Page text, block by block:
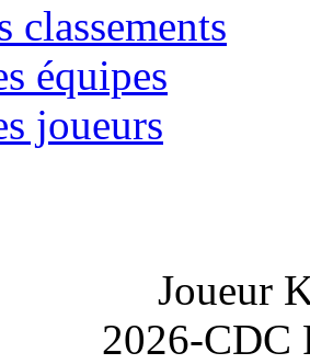
classements
équipes
joueurs
Joueur
2026-CDC